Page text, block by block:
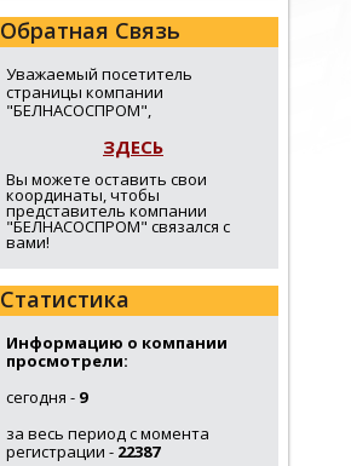
Обратная Связь
Уважаемый посетитель
страницы компании
"БЕЛНАСОСПРОМ",
ЗДЕСЬ
Вы можете оставить свои
координаты, чтобы
представитель компании
"БЕЛНАСОСПРОМ" связался с
вами!
Статистика
Информацию о компании
просмотрели:
сегодня - 9
за весь период с момента
регистрации - 22387